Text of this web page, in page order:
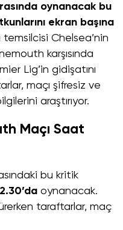
oynanacak bu
ekran başına
Chelsea’nin
karşısında
Lig’in gidişatını
maçı şifresiz ve
araştırıyor.
Maçı Saat
bu kritik
oynanacak.
taraftarlar, maç